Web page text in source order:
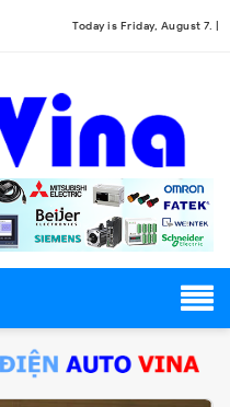
Today is Friday, August 7. |